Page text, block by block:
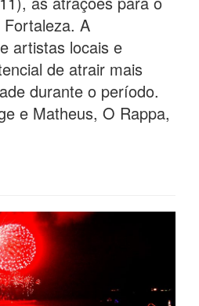
Fortaleza. A
artistas locais e
de atrair mais
durante o período.
e Matheus, O Rappa,